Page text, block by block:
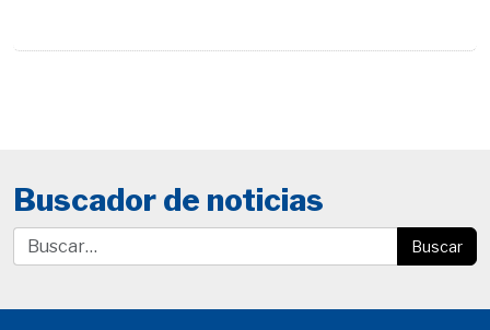
Buscador de noticias
Buscar